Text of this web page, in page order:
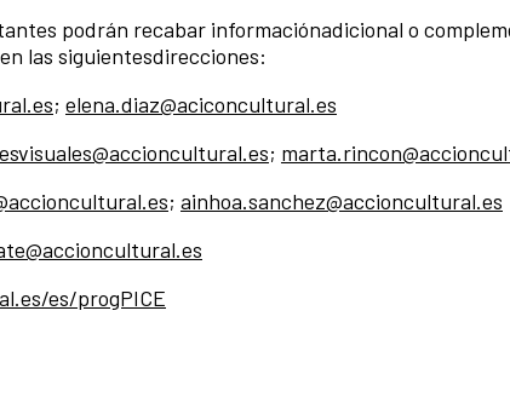
podrán recabar informaciónadicional o
las siguientesdirecciones:
; elena.diaz@aciconcultural.es
;
; ainhoa.sanchez@accioncultural.es
es/progPICE